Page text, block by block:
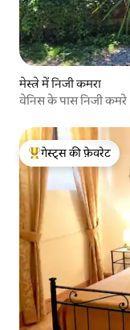
मेस्त्रे में निजी कमरा
वेनिस के पास निजी कमरे
गेस्ट्स का टॉप फ़ेवरेट
गेस्ट्स की फ़ेवरेट